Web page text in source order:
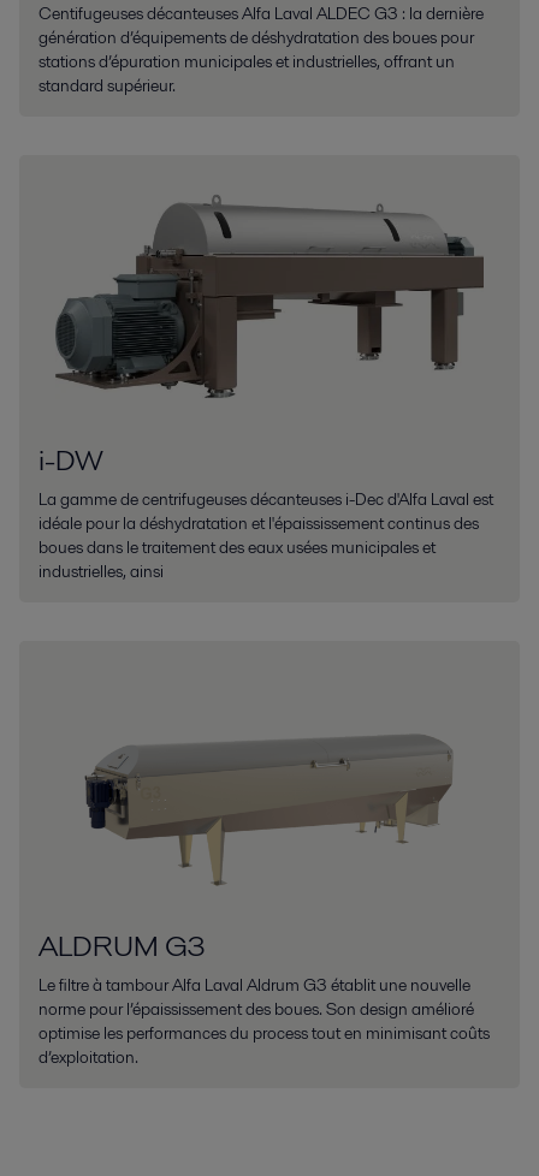
Centifugeuses décanteuses Alfa Laval ALDEC G3 : la dernière
génération d’équipements de déshydratation des boues pour
stations d’épuration municipales et industrielles, offrant un
standard supérieur.
i-DW
La gamme de centrifugeuses décanteuses i-Dec d'Alfa Laval est
idéale pour la déshydratation et l'épaississement continus des
boues dans le traitement des eaux usées municipales et
industrielles, ainsi
ALDRUM G3
Le filtre à tambour Alfa Laval Aldrum G3 établit une nouvelle
norme pour l’épaississement des boues. Son design amélioré
optimise les performances du process tout en minimisant coûts
d’exploitation.